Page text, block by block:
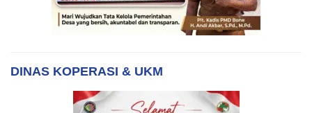
DINAS KOPERASI & UKM